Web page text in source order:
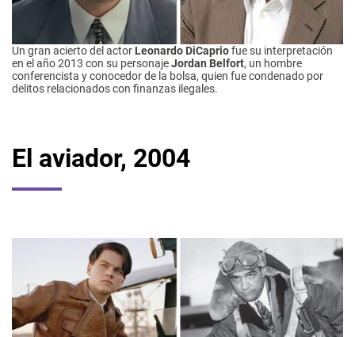
Un gran acierto del actor Leonardo DiCapriofue su interpretación
en el año 2013 con su personajeJordan Belfort, un hombre
conferencista y conocedor de la bolsa, quien fue condenado por
delitos relacionados con finanzas ilegales.
El aviador, 2004